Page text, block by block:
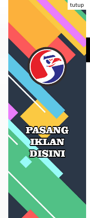
tutup
Dinilai Fitnah,
Bombana Tempuh
Dewan Pers Sebelum
Hukum